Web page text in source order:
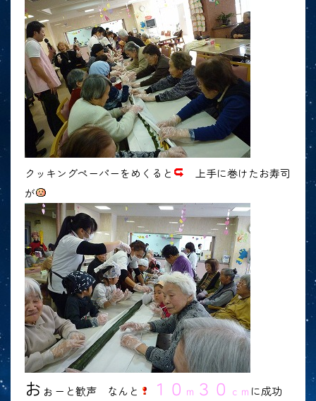
クッキングペーパーをめくると
上手に巻けたお寿司
が
お ぉ ーと歓声 なんと １０ ｍ ３０ ｃｍ に成功